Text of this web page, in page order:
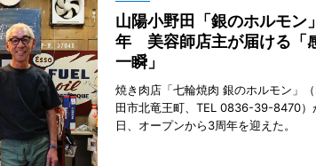
山陽小野田「銀のホルモン
年 美容師店主が届ける「
一瞬」
焼き肉店「七輪焼肉 銀のホルモン」
田市北竜王町、TEL 0836-39-8470）
日、オープンから3周年を迎えた。